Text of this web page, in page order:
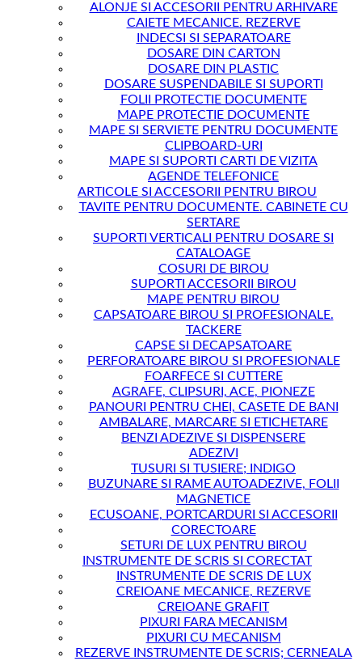
ALONJE SI ACCESORII PENTRU ARHIVARE
CAIETE MECANICE. REZERVE
INDECSI SI SEPARATOARE
DOSARE DIN CARTON
DOSARE DIN PLASTIC
DOSARE SUSPENDABILE SI SUPORTI
FOLII PROTECTIE DOCUMENTE
MAPE PROTECTIE DOCUMENTE
MAPE SI SERVIETE PENTRU DOCUMENTE
CLIPBOARD-URI
MAPE SI SUPORTI CARTI DE VIZITA
AGENDE TELEFONICE
ARTICOLE SI ACCESORII PENTRU BIROU
TAVITE PENTRU DOCUMENTE. CABINETE CU
SERTARE
SUPORTI VERTICALI PENTRU DOSARE SI
CATALOAGE
COSURI DE BIROU
SUPORTI ACCESORII BIROU
MAPE PENTRU BIROU
CAPSATOARE BIROU SI PROFESIONALE.
TACKERE
CAPSE SI DECAPSATOARE
PERFORATOARE BIROU SI PROFESIONALE
FOARFECE SI CUTTERE
AGRAFE, CLIPSURI, ACE, PIONEZE
PANOURI PENTRU CHEI, CASETE DE BANI
AMBALARE, MARCARE SI ETICHETARE
BENZI ADEZIVE SI DISPENSERE
ADEZIVI
TUSURI SI TUSIERE; INDIGO
BUZUNARE SI RAME AUTOADEZIVE, FOLII
MAGNETICE
ECUSOANE, PORTCARDURI SI ACCESORII
CORECTOARE
SETURI DE LUX PENTRU BIROU
INSTRUMENTE DE SCRIS SI CORECTAT
INSTRUMENTE DE SCRIS DE LUX
CREIOANE MECANICE, REZERVE
CREIOANE GRAFIT
PIXURI FARA MECANISM
PIXURI CU MECANISM
REZERVE INSTRUMENTE DE SCRIS; CERNEALA